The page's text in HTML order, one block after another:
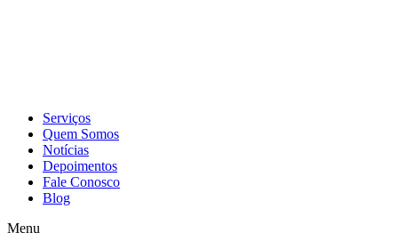
Serviços
Quem Somos
Notícias
Depoimentos
Fale Conosco
Blog
Menu